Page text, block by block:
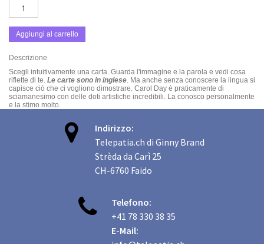
Aggiungi al carrello
Descrizione
Scegli intuitivamente una carta. Guarda l'immagine e la parola e vedi cosa
riflette di te. Le carte sono in inglese. Ma anche senza conoscere la lingua si
capisce ciò che ci vogliono dimostrare. Carol Day è praticamente di
sciamanesimo con delle doti artistiche incredibili. La conosco personalmente
e la stimo molto.

Indirizzo:
Telepatia.ch di Ginny Brand
Strèda da Carì 25
CH-6760 Faido

Telefono:
+41 78 330 38 35
E-Mail: